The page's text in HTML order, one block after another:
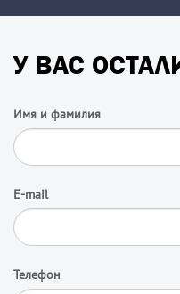
У ВАС
Имя и фамилия
E-mail
Телефон